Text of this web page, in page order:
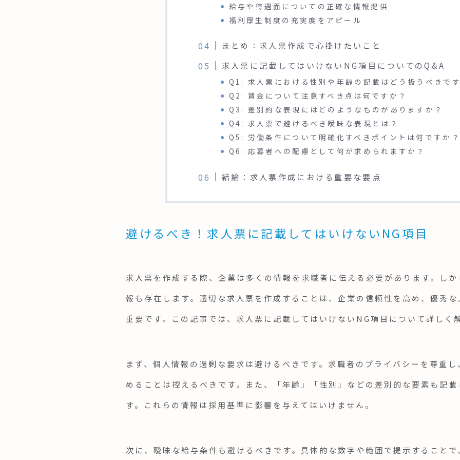
給与や待遇面についての正確な情報提供
福利厚生制度の充実度をアピール
まとめ：求人票作成で心掛けたいこと
求人票に記載してはいけないNG項目についてのQ&A
Q1: 求人票における性別や年齢の記載はどう扱うべきです
Q2: 賃金について注意すべき点は何ですか？
Q3: 差別的な表現にはどのようなものがありますか？
Q4: 求人票で避けるべき曖昧な表現とは？
Q5: 労働条件について明確化すべきポイントは何ですか？
Q6: 応募者への配慮として何が求められますか？
結論：求人票作成における重要な要点
避けるべき！求人票に記載してはいけないNG項目
求人票を作成する際、企業は多くの情報を求職者に伝える必要があります。し
報も存在します。適切な求人票を作成することは、企業の信頼性を高め、優秀
重要です。この記事では、求人票に記載してはいけないNG項目について詳しく
まず、個人情報の過剰な要求は避けるべきです。求職者のプライバシーを尊重
めることは控えるべきです。また、「年齢」「性別」などの差別的な要素も記
す。これらの情報は採用基準に影響を与えてはいけません。
次に、曖昧な給与条件も避けるべきです。具体的な数字や範囲で提示すること